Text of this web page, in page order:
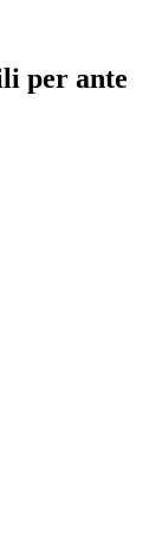
per ante